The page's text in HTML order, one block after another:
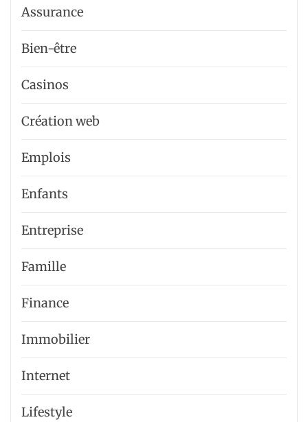
Assurance
Bien-être
Casinos
Création web
Emplois
Enfants
Entreprise
Famille
Finance
Immobilier
Internet
Lifestyle